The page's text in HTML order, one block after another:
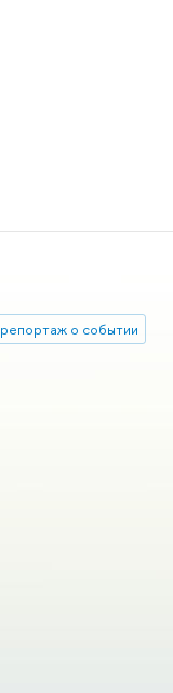
репортаж о событии